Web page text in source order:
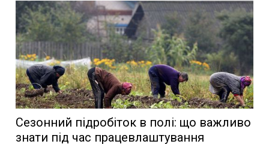
Сезонний підробіток в полі: що важливо
знати під час працевлаштування